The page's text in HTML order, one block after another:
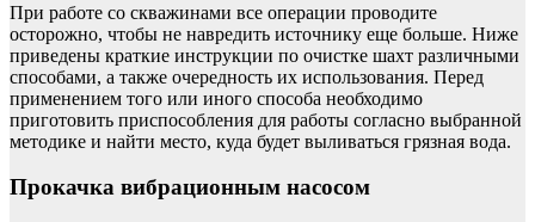
При работе со скважинами все операции проводите
осторожно, чтобы не навредить источнику еще больше. Ниже
приведены краткие инструкции по очистке шахт различными
способами, а также очередность их использования. Перед
применением того или иного способа необходимо
приготовить приспособления для работы согласно выбранной
методике и найти место, куда будет выливаться грязная вода.
Прокачка вибрационным насосом